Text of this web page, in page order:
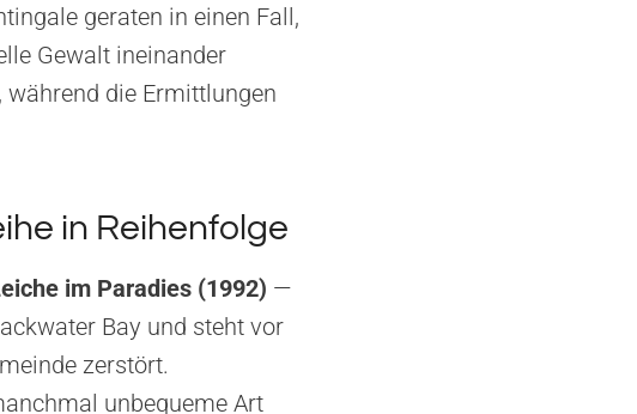
geraten in einen Fall,
Gewalt ineinander
während die Ermittlungen
in Reihenfolge
im Paradies (1992) —
Bay und steht vor
zerstört.
unbequeme Art